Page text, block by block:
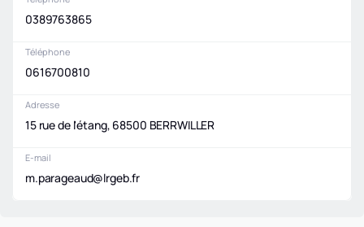
0389763865
Téléphone
0616700810
Adresse
15 rue de l'étang, 68500 BERRWILLER
E-mail
m.parageaud@lrgeb.fr